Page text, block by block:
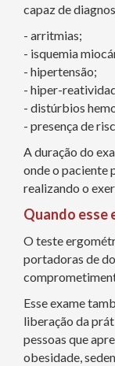
capaz de
- arritmias;
- isquemia
- hipertensão;
- hiper-
- distúrbios
- presença de
A duração do
onde o paciente
realizando o
Quando esse
O teste
portadoras de
Esse exame
liberação da
pessoas que
obesidade,